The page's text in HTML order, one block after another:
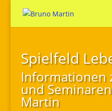
Spielfeld
Informationen
und
Martin